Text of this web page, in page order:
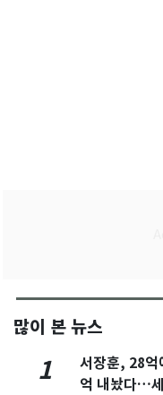
많이 본 뉴스
1
서장훈, 28억
억 내놨다…